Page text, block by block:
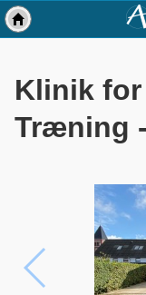
Klinik
Træning